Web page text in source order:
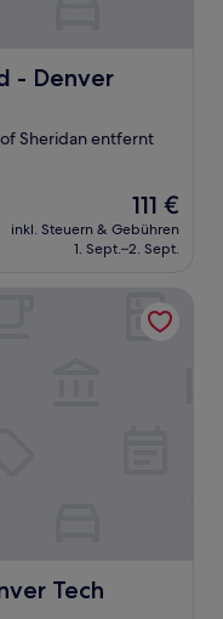
- Denver
Sheridan entfernt
Der
Preis
beträgt
111 €
inkl. Steuern & Gebühren
1. Sept.–2. Sept.
Tech
Center